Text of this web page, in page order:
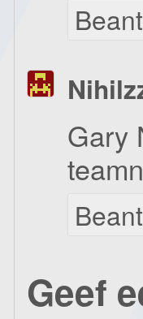
Gary
Geef